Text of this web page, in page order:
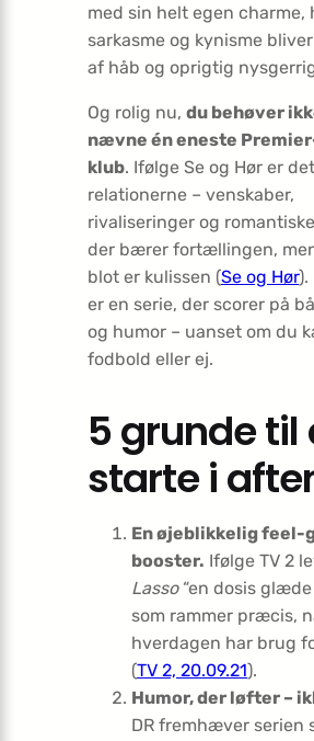
med sin helt egen charme,
sarkasme og kynisme
af håb og oprigtig
Og rolig nu, du behøver
nævne én eneste
klub. Ifølge Se og Hør er det
relationerne – venskaber,
rivaliseringer og
der bærer fortællingen,
blot er kulissen (Se og Hør).
er en serie, der scorer på
og humor – uanset om du
fodbold eller ej.
5 grunde til
starte i
En øjeblikkelig feel-
booster. Ifølge TV 2
Lasso“en dosis glæde
som rammer præcis,
hverdagen har brug
(TV 2, 20.09.21).
Humor, der løfter –
DR fremhæver serien